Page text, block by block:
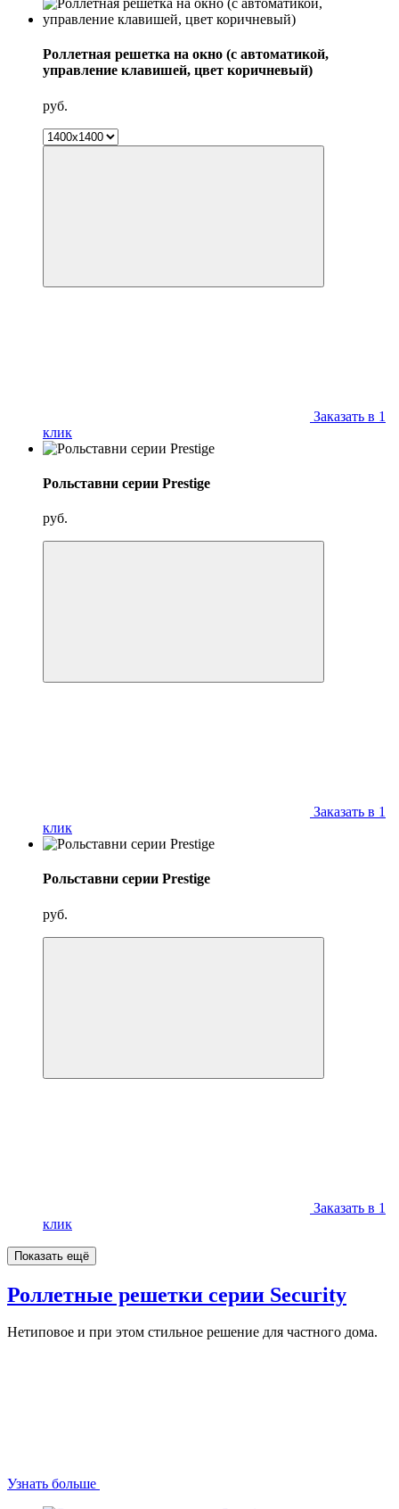
Роллетная решетка на окно (с автоматикой,
управление клавишей, цвет коричневый)
руб.
Заказать в 1
клик
Рольставни серии Prestige
руб.
Заказать в 1
клик
Рольставни серии Prestige
руб.
Заказать в 1
клик
Показать ещё
Роллетные решетки серии Security
Нетиповое и при этом стильное решение для частного дома.
Узнать больше